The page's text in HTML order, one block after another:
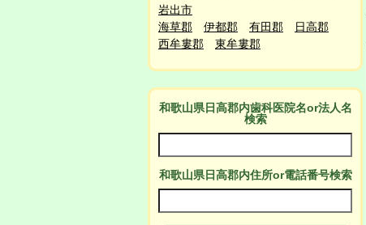
岩出市
海草郡
伊都郡 有田郡
日高郡
西牟婁郡
東牟婁郡
和歌山県日高郡内歯科医院名or法人名
検索
和歌山県日高郡内住所or電話番号検索